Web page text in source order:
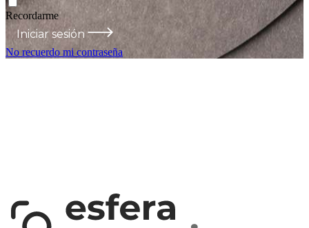
Recordarme
Iniciar sesión
No recuerdo mi contraseña